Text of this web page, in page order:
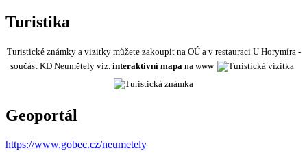
Turistika
Turistické známky a vizitky můžete zakoupit na OÚ a v restauraci U Horymíra -
součást KD Neumětely viz. interaktivní mapa na www
Geoportál
https://www.gobec.cz/neumetely